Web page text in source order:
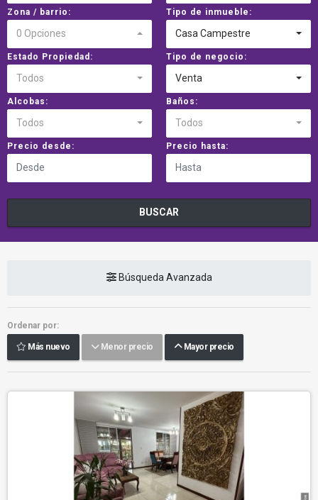
Zona / barrio:
0 Opciones
Tipo de inmueble:
Casa Campestre
Estado Propiedad:
Todos
Tipo de negocio:
Venta
Alcobas:
Todos
Baños:
Todos
Precio desde: Precio hasta:
BUSCAR
Búsqueda Avanzada
Ordenar por:
Más nuevo Menor precio Mayor precio